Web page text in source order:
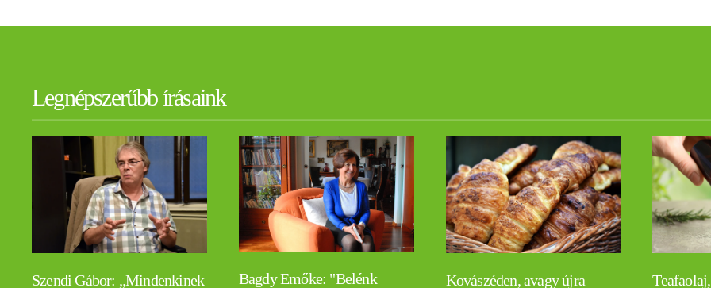
Legnépszerűbb írásaink
Szendi Gábor: „Mindenkinek Bagdy Emőke: "Belénk Kovászéden, avagy újra